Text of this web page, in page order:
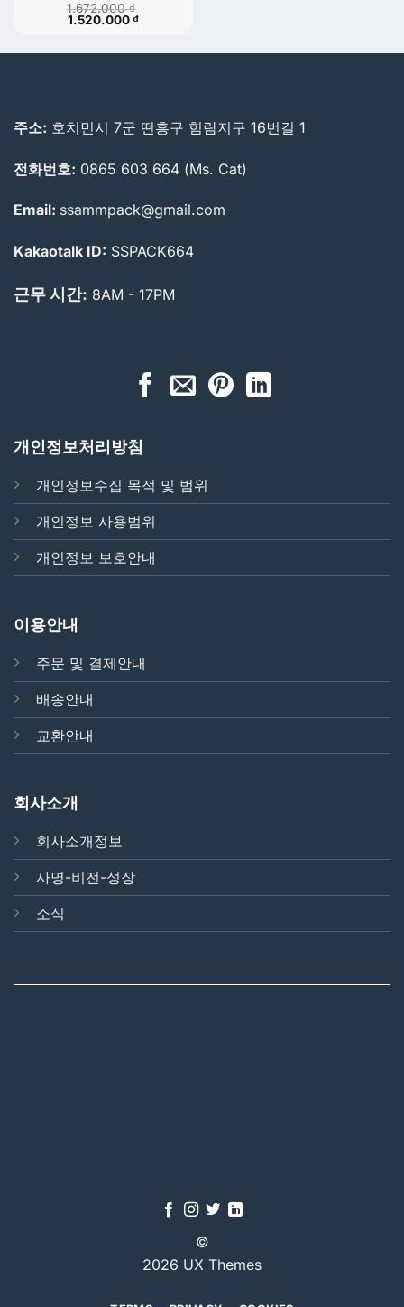
1.672.000₫
원
격:
1.520.000₫현
격:
주소: 호치민시 7군 떤흥구 힘람지구 16번길 1
전화번호: 0865 603 664 (Ms. Cat)
Email: ssammpack@gmail.com
Kakaotalk ID: SSPACK664
근무 시간: 8AM - 17PM
개인정보처리방침
개인정보수집 목적 및 범위
개인정보 사용범위
개인정보 보호안내
이용안내
주문 및 결제안내
배송안내
교환안내
회사소개
회사소개정보
사명-비전-성장
소식
©
2026 UX Themes